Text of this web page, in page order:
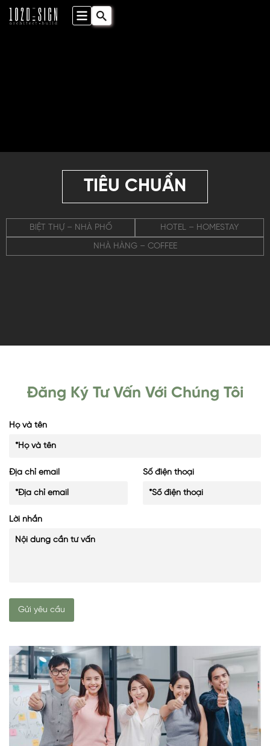
TIÊU CHUẨN
BIỆT THỰ – NHÀ PHỐ HOTEL – HOMESTAY
NHÀ HÀNG – COFFEE
Đăng Ký Tư Vấn Với Chúng Tôi
Họ và tên
Địa chỉ email Số điện thoại
Lời nhắn